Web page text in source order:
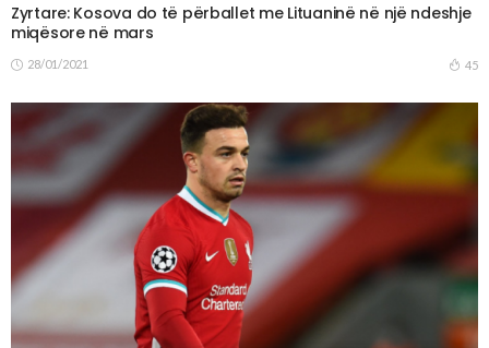
Zyrtare: Kosova do të përballet me Lituaninë në një ndeshje
miqësore në mars
28/01/2021 45